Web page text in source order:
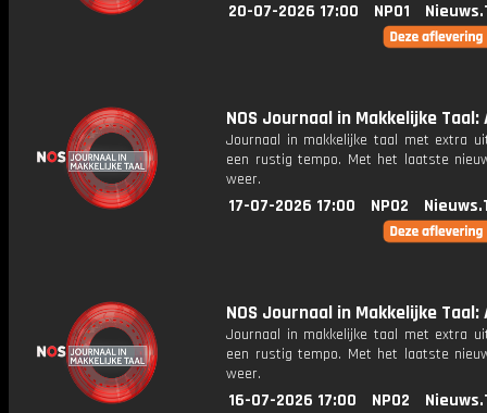
20-07-2026 17:00 NPO1
NOS Journaal in Makkelijke Taal:
Journaal in makkelijke taal met extra
een rustig tempo. Met het laatste
weer.
17-07-2026 17:00 NPO2
NOS Journaal in Makkelijke Taal:
Journaal in makkelijke taal met extra
een rustig tempo. Met het laatste
weer.
16-07-2026 17:00 NPO2